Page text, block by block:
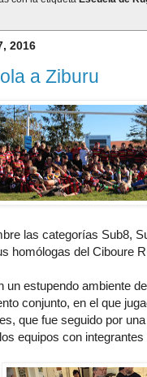
2016
a Ziburu
las categorías Sub8,
homólogas del Ciboure
un estupendo ambiente
conjunto, en el que
que fue seguido por
equipos con